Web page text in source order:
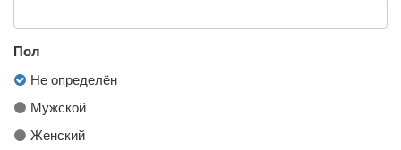
Пол
Не определён
Мужской
Женский